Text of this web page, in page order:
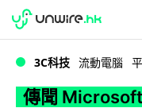
WWDC 2026
3C科技 流動電腦
傳聞